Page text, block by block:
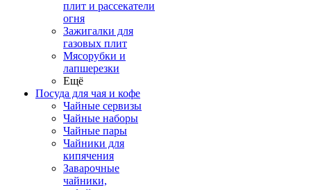
плит и рассекатели
огня
Зажигалки для
газовых плит
Мясорубки и
лапшерезки
Ещё
Посуда для чая и кофе
Чайные сервизы
Чайные наборы
Чайные пары
Чайники для
кипячения
Заварочные
чайники,